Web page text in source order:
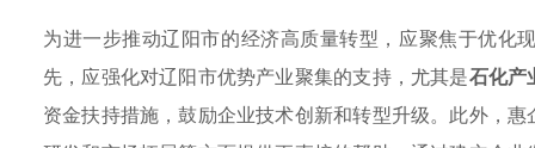
为进一步推动辽阳市的经济高质量转型，应聚焦于优化
先，应强化对辽阳市优势产业聚集的支持，尤其是石化产
资金扶持措施，鼓励企业技术创新和转型升级。此外，